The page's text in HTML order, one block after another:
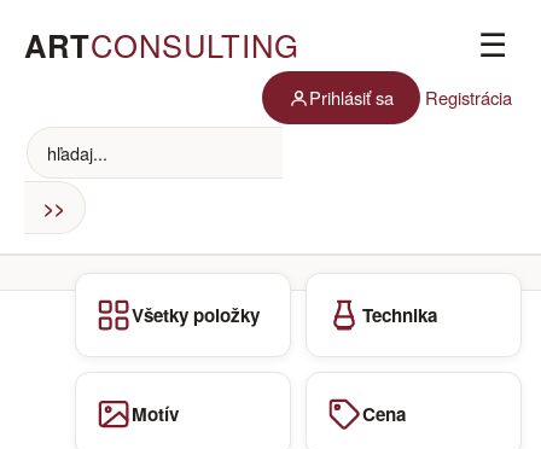
ARTCONSULTING ☰
Prihlásiť sa Registrácia
Všetky položky Technika
Motív Cena